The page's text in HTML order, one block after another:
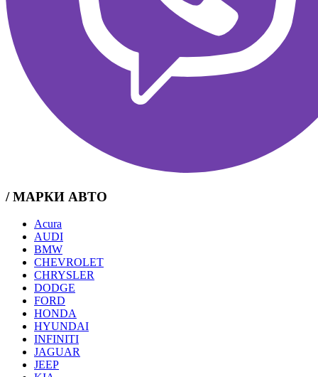
/ МАРКИ АВТО
Acura
AUDI
BMW
CHEVROLET
CHRYSLER
DODGE
FORD
HONDA
HYUNDAI
INFINITI
JAGUAR
JEEP